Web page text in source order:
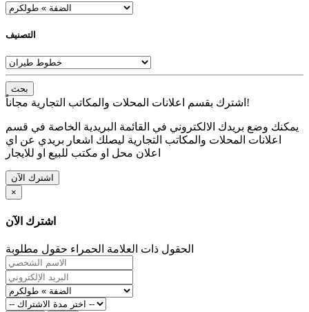
التصنيف
بحث
اشترك بقسم اعلانات المحلات والمكاتب التجارية مجاناً!
يمكنك وضع بريدك الالكتروني في القائمة البريدية الخاصة في قسم
اعلانات المحلات والمكاتب التجارية ليصلك اشعار بريدي عن اي
اعلان محل او مكتب للبيع او للايجار
اشترك الآن
×
اشترك الآن
الحقول ذات العلامة الحمراء حقول مطلوبة